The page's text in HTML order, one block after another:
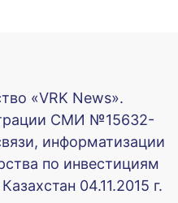
«VRK News».
СМИ №15632-
информатизации
по инвестициям
04.11.2015 г.